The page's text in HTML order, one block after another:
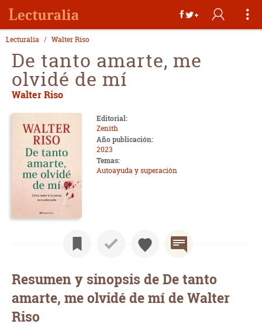
Lecturalia Walter Riso
De tanto amarte, me
olvidé de mí
Walter Riso
Editorial:
Zenith
Año publicación:
2023
Temas:
Autoayuda y superación
Resumen y sinopsis de De tanto
amarte, me olvidé de mí de Walter
Riso